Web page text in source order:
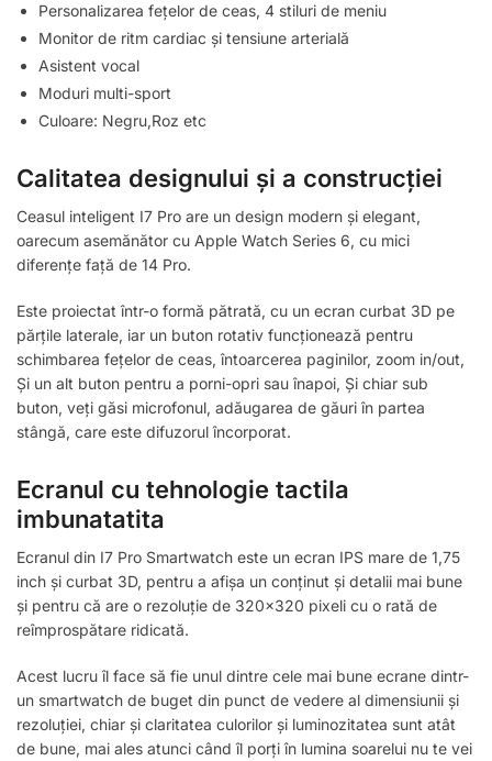
Personalizarea fețelor de ceas, 4 stiluri de meniu
Monitor de ritm cardiac și tensiune arterială
Asistent vocal
Moduri multi-sport
Culoare: Negru,Roz etc
Calitatea designului și a construcției
Ceasul inteligent I7 Pro are un design modern și elegant,
oarecum asemănător cu Apple Watch Series 6, cu mici
diferențe față de 14 Pro.
Este proiectat într-o formă pătrată, cu un ecran curbat 3D pe
părțile laterale, iar un buton rotativ funcționează pentru
schimbarea fețelor de ceas, întoarcerea paginilor, zoom in/out,
Și un alt buton pentru a porni-opri sau înapoi, Și chiar sub
buton, veți găsi microfonul, adăugarea de găuri în partea
stângă, care este difuzorul încorporat.
Ecranul cu tehnologie tactila
imbunatatita
Ecranul din I7 Pro Smartwatch este un ecran IPS mare de 1,75
inch și curbat 3D, pentru a afișa un conținut și detalii mai bune
și pentru că are o rezoluție de 320×320 pixeli cu o rată de
reîmprospătare ridicată.
Acest lucru îl face să fie unul dintre cele mai bune ecrane dintr-
un smartwatch de buget din punct de vedere al dimensiunii și
rezoluției, chiar și claritatea culorilor și luminozitatea sunt atât
de bune, mai ales atunci când îl porți în lumina soarelui nu te vei